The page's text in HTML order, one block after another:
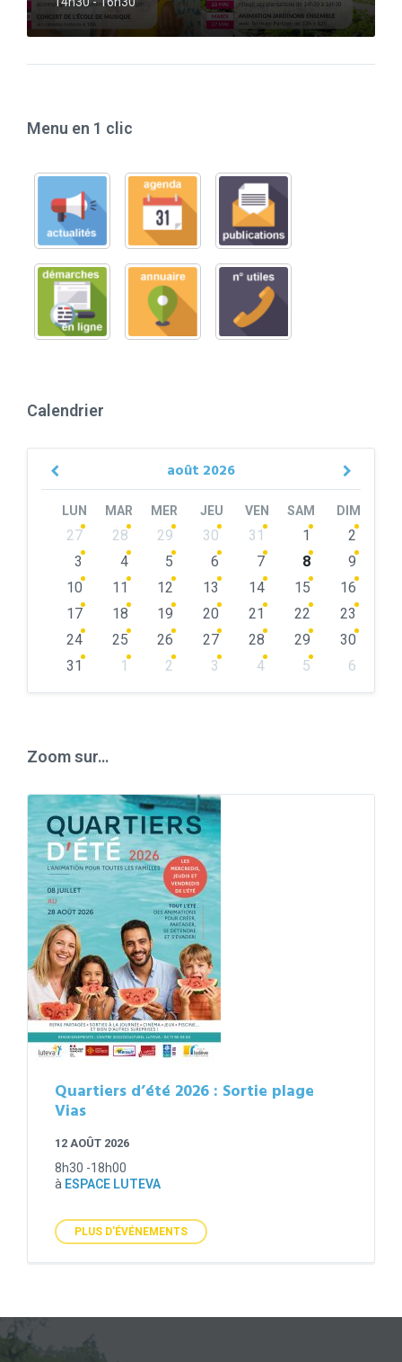
Menu en 1 clic
Calendrier
août 2026
Previous
LUN MAR MER JEU VEN SAM DIM
Skip
calendar
27 28 29 30 31 1
2
3
4 5 6 7 8
9
10
11 12 13 14 15
16
17
18 19 20 21 22
23
24
25 26 27 28 29
30
31
1 2 3 4 5
6
Zoom sur…
Quartiers d’été 2026 : Sortie plage
Vias
12 AOÛT 2026
8h30 -18h00
à ESPACE LUTEVA
PLUS D'ÉVÉNEMENTS